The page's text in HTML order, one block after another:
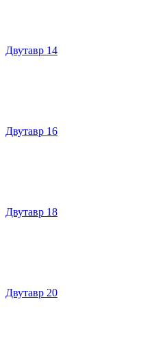
Двутавр 14
Двутавр 16
Двутавр 18
Двутавр 20